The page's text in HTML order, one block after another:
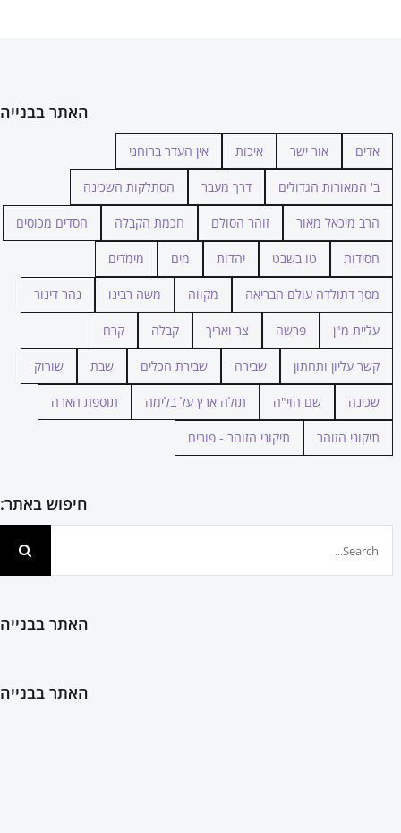
האתר בבנייה
אדים אור ישר איכות אין העדר ברוחני
ב' המאורות הגדולים דרך מעבר הסתלקות השכינה
הרב מיכאל מאור זוהר הסולם חכמת הקבלה חסדים מכוסים
חסידות טו בשבט יהדות מים מימדים
מסך דתולדה עולם הבריאה מקווה משה רבינו נהר דינור
עליית מ"ן פרשה צר ואריך קבלה קרח
קשר עליון ותחתון שבירה שבירת הכלים שבת שורוק
שכינה שם הוי"ה תולה ארץ על בלימה תוספת הארה
תיקוני הזוהר תיקוני הזוהר - פורים
חיפוש באתר:
האתר בבנייה
האתר בבנייה